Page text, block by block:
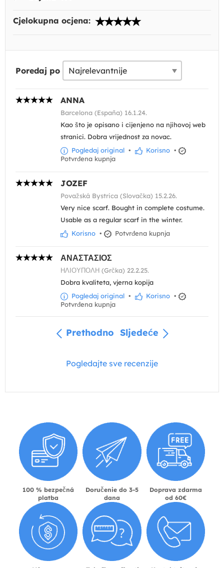
Cjelokupna ocjena:
Poredaj po
ANNA
Barcelona (España) 16.1.24.
Kao što je opisano i cijenjeno na njihovoj web
stranici. Dobra vrijednost za novac.
Pogledaj original • Korisno •
Potvrđena kupnja
JOZEF
Považská Bystrica (Slovačka) 15.2.26.
Very nice scarf. Bought in complete costume.
Usable as a regular scarf in the winter.
Korisno • Potvrđena kupnja
ΑΝΑΣΤΑΣΙΟΣ
ΗΛΙΟΥΠΟΛΗ (Grčka) 22.2.25.
Dobra kvaliteta, vjerna kopija
Pogledaj original • Korisno •
Potvrđena kupnja
Prethodno Sljedeće
Pogledajte sve recenzije
100 % bezpečná
platba
Doručenie do 3-5
dana
Doprava zdarma
od 60€